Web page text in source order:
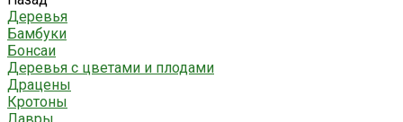
Деревья
Бамбуки
Бонсаи
Деревья с цветами и плодами
Драцены
Кротоны